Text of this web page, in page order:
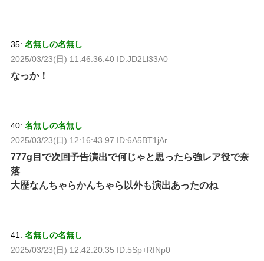
35: 名無しの名無し
2025/03/23(日) 11:46:36.40 ID:JD2Ll33A0
なっか！
40: 名無しの名無し
2025/03/23(日) 12:16:43.97 ID:6A5BT1jAr
777g目で次回予告演出で何じゃと思ったら強レア役で奈
落
大歴なんちゃらかんちゃら以外も演出あったのね
41: 名無しの名無し
2025/03/23(日) 12:42:20.35 ID:5Sp+RfNp0